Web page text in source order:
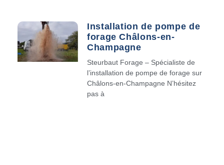
Installation de pompe de
forage Châlons-en-
Champagne
Steurbaut Forage – Spécialiste de
l’installation de pompe de forage sur
Châlons-en-Champagne N’hésitez
pas à